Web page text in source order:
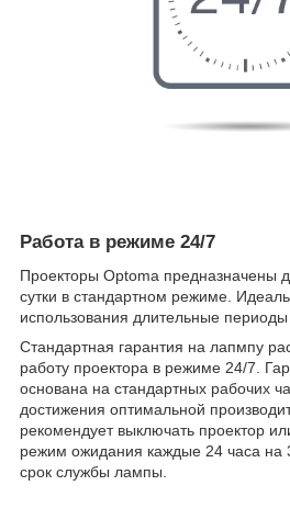
Работа в режиме 24/7
Проекторы Optoma предназначены
сутки в стандартном режиме.
использования длительные периоды
Стандартная гарантия на лапмпу
работу проектора в режиме 24/7.
основана на стандартных рабочих
достижения оптимальной
рекомендует выключать проектор
режим ожидания каждые 24 часа на
срок службы лампы.